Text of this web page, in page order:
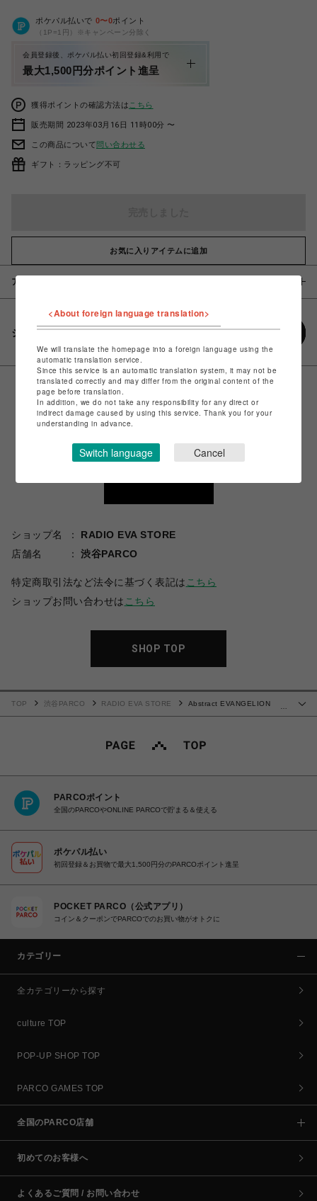
ポケパル払いで 0〜0ポイント
（1P=1円）※キャンペーン分除く
会員登録後、ポケパル払い初回登録&利用で
最大1,500円分ポイント進呈
獲得ポイントの確認方法は こちら
販売期間 2023年03月16日 11時00分 〜
この商品について問い合わせる
ギフト：ラッピング不可
お気に入りアイテムに追加
アイテム説明 / 素材
シェアする
ショップ名
RADIO EVA STORE
店舗名
渋谷PARCO
特定商取引法など法令に基づく表記は こちら
ショップお問い合わせは こちら
SHOP TOP
TOP 渋谷PARCO RADIO EVA STORE
Abstract EVANGELION
PARCOポイント
全国のPARCOやONLINE PARCOで貯まる＆使える
ポケパル払い
初回登録＆お買物で最大1,500円分のPARCOポイント進呈
POCKET PARCO（公式アプリ）
コイン＆クーポンでPARCOでのお買い物がオトクに
カテゴリー
全カテゴリーから探す
culture TOP
POP-UP SHOP TOP
PARCO GAMES TOP
全国のPARCO店舗
初めてのお客様へ
よくあるご質問 / お問い合わせ
<About foreign language translation>
We will translate the homepage into a foreign language using the
automatic translation service.
Since this service is an automatic translation system, it may not be
translated correctly and may differ from the original content of the
page before translation.
In addition, we do not take any responsibility for any direct or
indirect damage caused by using this service. Thank you for your
understanding in advance.
Switch language Cancel